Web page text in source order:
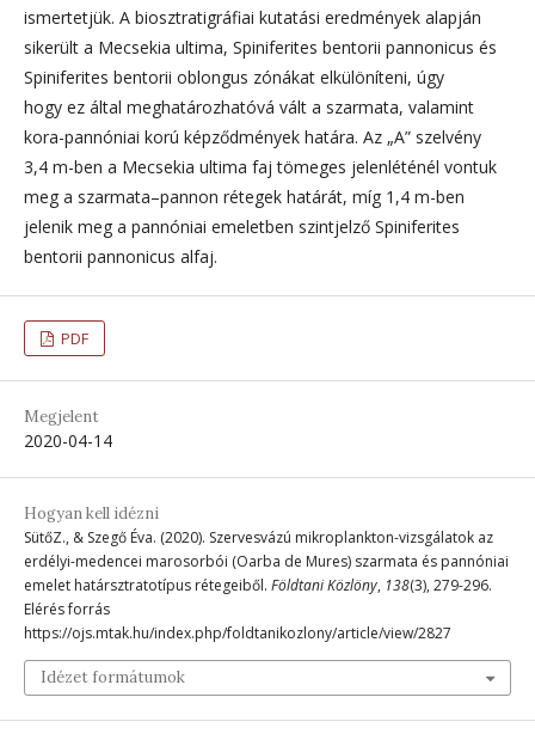
ismertetjük. A biosztratigráfiai kutatási eredmények alapján
sikerült a Mecsekia ultima, Spiniferites bentorii pannonicus és
Spiniferites bentorii oblongus zónákat elkülöníteni, úgy
hogy ez által meghatározhatóvá vált a szarmata, valamint
kora-pannóniai korú képződmények határa. Az „A” szelvény
3,4 m-ben a Mecsekia ultima faj tömeges jelenléténél vontuk
meg a szarmata–pannon rétegek határát, míg 1,4 m-ben
jelenik meg a pannóniai emeletben szintjelző Spiniferites
bentorii pannonicus alfaj.
PDF
Megjelent
2020-04-14
Hogyan kell idézni
SütőZ., & Szegő Éva. (2020). Szervesvázú mikroplankton-vizsgálatok az
erdélyi-medencei marosorbói (Oarba de Mures) szarmata és pannóniai
emelet határsztratotípus rétegeiből. Földtani Közlöny, 138(3), 279-296.
Elérés forrás
https://ojs.mtak.hu/index.php/foldtanikozlony/article/view/2827
Idézet formátumok